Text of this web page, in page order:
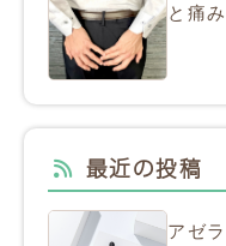
と痛
最近の投稿
アゼ